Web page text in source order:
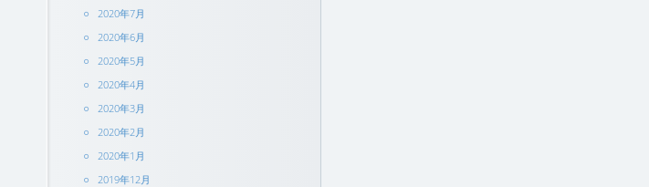
2020年7月
2020年6月
2020年5月
2020年4月
2020年3月
2020年2月
2020年1月
2019年12月